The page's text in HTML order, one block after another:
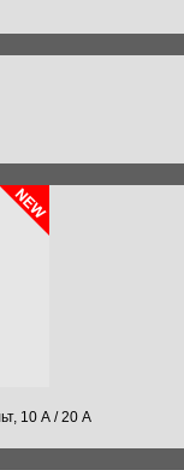
10 А / 20 A